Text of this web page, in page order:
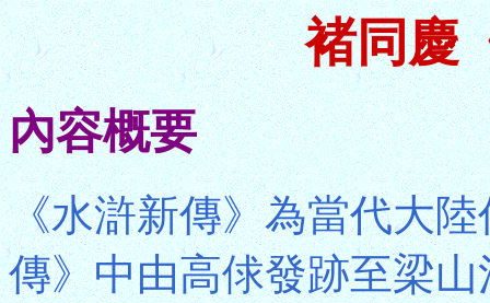
褚同慶
內容概要
《水滸新傳》為當代大
傳》中由高俅發跡至梁